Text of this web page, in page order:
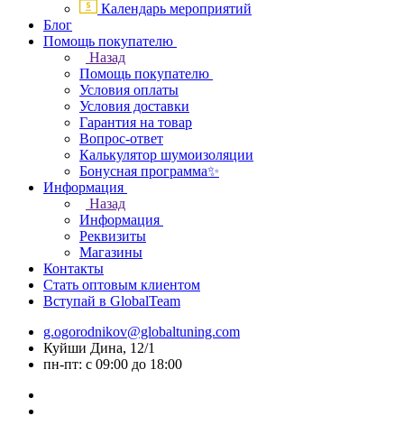
Календарь мероприятий
Блог
Помощь покупателю
Назад
Помощь покупателю
Условия оплаты
Условия доставки
Гарантия на товар
Вопрос-ответ
Калькулятор шумоизоляции
Бонусная программа✨
Информация
Назад
Информация
Реквизиты
Магазины
Контакты
Стать оптовым клиентом
Вступай в GlobalTeam
g.ogorodnikov@globaltuning.com
Куйши Дина, 12/1
пн-пт: с 09:00 до 18:00